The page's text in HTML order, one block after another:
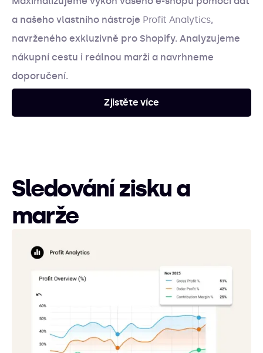
a našeho vlastního nástroje Profit Analytics,
navrženého exkluzivně pro Shopify. Analyzujeme
nákupní cestu i reálnou marži a navrhneme
doporučení.
Zjistěte více
Sledování zisku a
marže